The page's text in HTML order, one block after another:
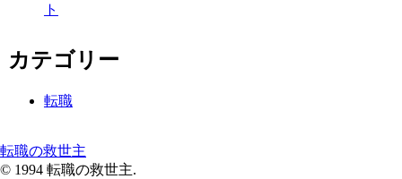
ト
カテゴリー
転職
転職の救世主
© 1994 転職の救世主.